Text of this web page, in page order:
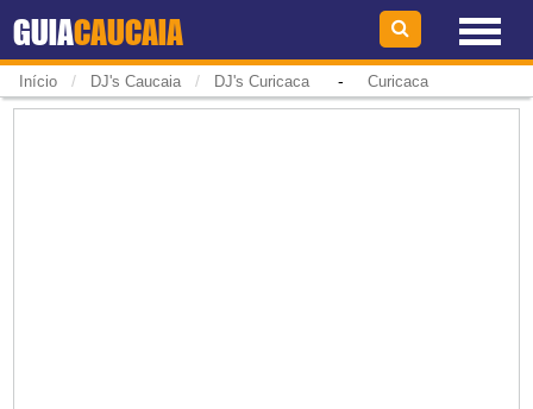
GUIACAUCAIA
Início / DJ's Caucaia / DJ's Curicaca- Curicaca